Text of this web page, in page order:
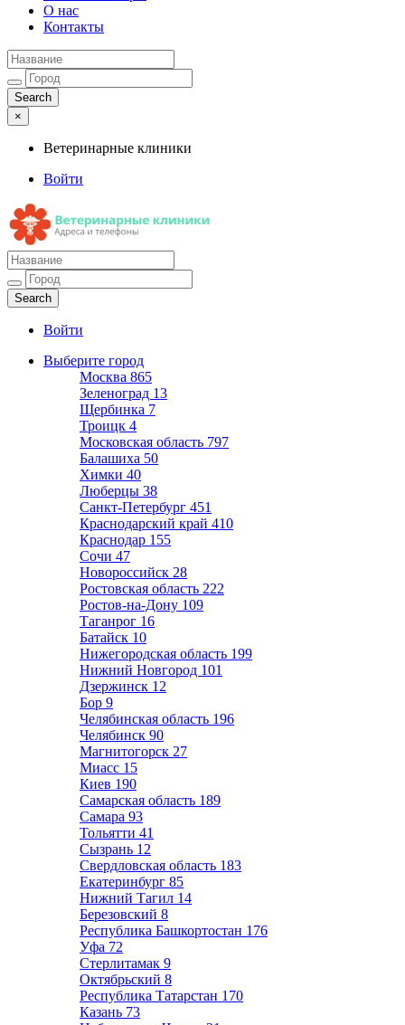
О нас
Контакты
×
Ветеринарные клиники
Войти
Ветеринарные клиники
Адреса и телефоны
Войти
Выберите город
Москва 865
Зеленоград 13
Щербинка 7
Троицк 4
Московская область 797
Балашиха 50
Химки 40
Люберцы 38
Санкт-Петербург 451
Краснодарский край 410
Краснодар 155
Сочи 47
Новороссийск 28
Ростовская область 222
Ростов-на-Дону 109
Таганрог 16
Батайск 10
Нижегородская область 199
Нижний Новгород 101
Дзержинск 12
Бор 9
Челябинская область 196
Челябинск 90
Магнитогорск 27
Миасс 15
Киев 190
Самарская область 189
Самара 93
Тольятти 41
Сызрань 12
Свердловская область 183
Екатеринбург 85
Нижний Тагил 14
Березовский 8
Республика Башкортостан 176
Уфа 72
Стерлитамак 9
Октябрьский 8
Республика Татарстан 170
Казань 73